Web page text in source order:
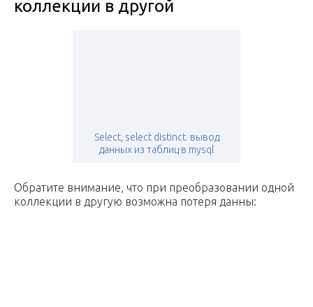
коллекции в другой
Select, select distinct. вывод
данных из таблиц в mysql
Обратите внимание, что при преобразовании одной
коллекции в другую возможна потеря данны: